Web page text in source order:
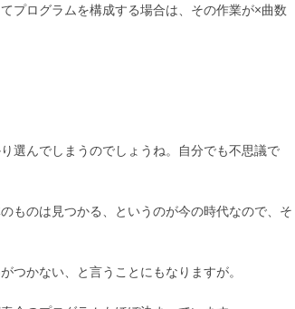
プログラムを構成する場合は、その作業が×曲数
選んでしまうのでしょうね。自分でも不思議で
ものは見つかる、というのが今の時代なので、そ
つかない、と言うことにもなりますが。